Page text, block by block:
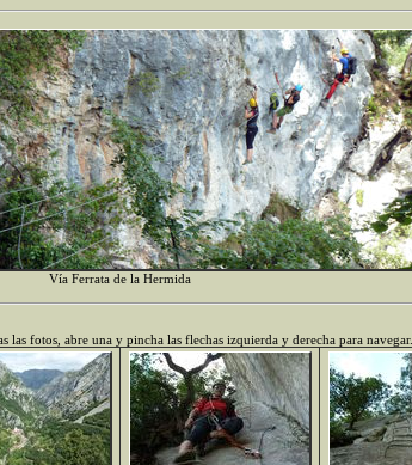
Vía Ferrata de la Hermida
las fotos, abre una y pincha las flechas izquierda y derecha para navegar.